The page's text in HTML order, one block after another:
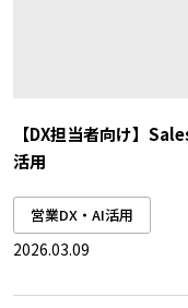
【DX担当者向け】
活用
営業DX・AI活用
2026.03.09